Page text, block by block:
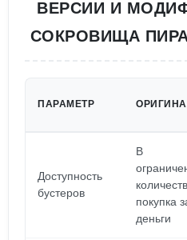
ВЕРСИИ И
СОКРОВИЩА
ПАРАМЕТР
Доступность
бустеров
В
покупка
деньги